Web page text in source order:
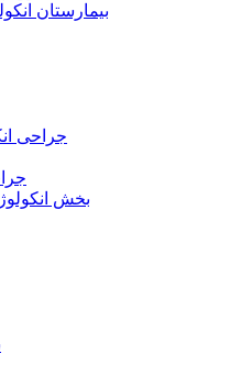
بیمارستان
جراحی
بخش